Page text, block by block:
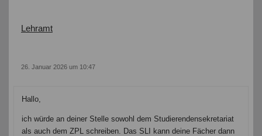
Lehramt
26. Januar 2026 um 10:47
Hallo,
ich würde an deiner Stelle sowohl dem Studierendensekretariat
als auch dem ZPL schreiben. Das SLI kann deine Fächer dann